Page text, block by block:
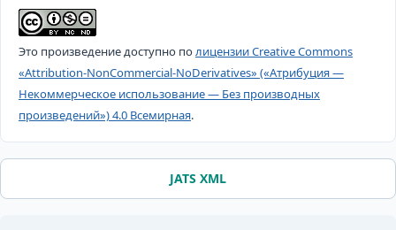
Это произведение доступно полицензии Creative Commons
«Attribution-NonCommercial-NoDerivatives» («Атрибуция —
Некоммерческое использование — Без производных
произведений») 4.0 Всемирная.
JATS XML